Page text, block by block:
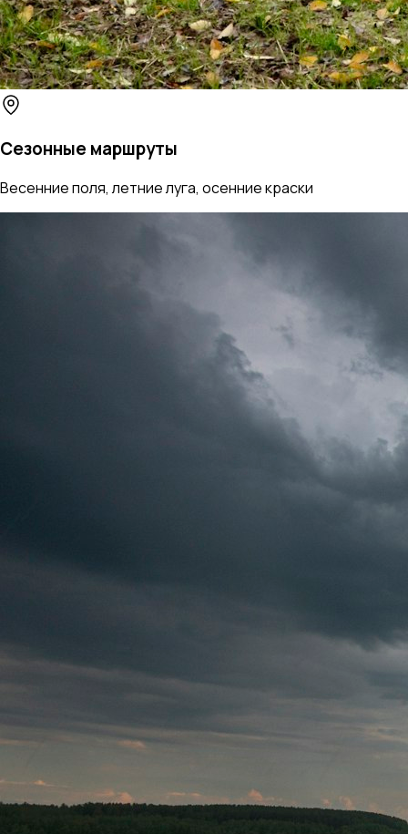
Сезонные маршруты
Весенние поля, летние луга, осенние краски